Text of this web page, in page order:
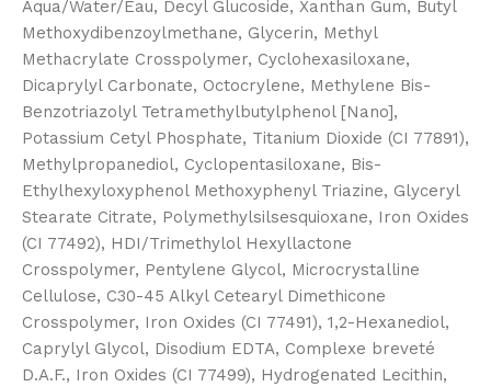
Aqua/Water/Eau, Decyl Glucoside, Xanthan Gum, Butyl
Methoxydibenzoylmethane, Glycerin, Methyl
Methacrylate Crosspolymer, Cyclohexasiloxane,
Dicaprylyl Carbonate, Octocrylene, Methylene Bis-
Benzotriazolyl Tetramethylbutylphenol [Nano],
Potassium Cetyl Phosphate, Titanium Dioxide (CI 77891),
Methylpropanediol, Cyclopentasiloxane, Bis-
Ethylhexyloxyphenol Methoxyphenyl Triazine, Glyceryl
Stearate Citrate, Polymethylsilsesquioxane, Iron Oxides
(CI 77492), HDI/Trimethylol Hexyllactone
Crosspolymer, Pentylene Glycol, Microcrystalline
Cellulose, C30-45 Alkyl Cetearyl Dimethicone
Crosspolymer, Iron Oxides (CI 77491), 1,2-Hexanediol,
Caprylyl Glycol, Disodium EDTA, Complexe breveté
D.A.F., Iron Oxides (CI 77499), Hydrogenated Lecithin,